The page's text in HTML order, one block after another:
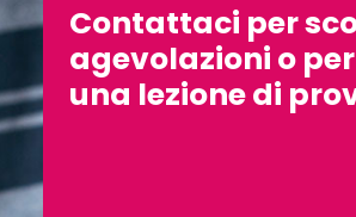
Contattaci per
agevolazioni o
una lezione di